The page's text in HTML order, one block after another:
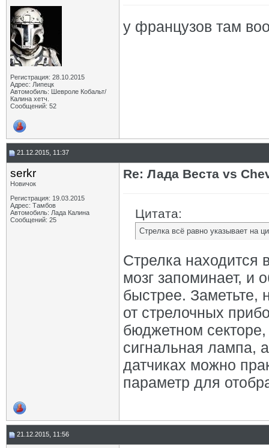
Регистрация: 28.10.2015
Адрес: Липецк
Автомобиль: Шевроле Кобальт/
Калина хетч.
Сообщений: 52
у французов там
21.12.2015, 11:37
serkr
Новичок
Регистрация: 19.03.2015
Адрес: Тамбов
Автомобиль: Лада Калина
Сообщений: 25
Re: Лада Веста vs
Цитата:
Стрелка всё равно указывает на
Стрелка находится
мозг запоминает, и
быстрее. Заметьте,
от стрелочных
бюджетном
сигнальная лампа,
датчиках можно
параметр для
21.12.2015, 11:56